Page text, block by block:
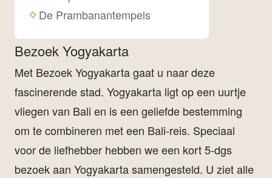
Bezoek Yogyakarta
Met Bezoek Yogyakarta gaat u naar deze
fascinerende stad. Yogyakarta ligt op een uurtje
vliegen van Bali en is een geliefde bestemming
om te combineren met een Bali-reis. Speciaal
voor de liefhebber hebben we een kort 5-dgs
bezoek aan Yogyakarta samengesteld. U ziet alle
De Prambanantempels